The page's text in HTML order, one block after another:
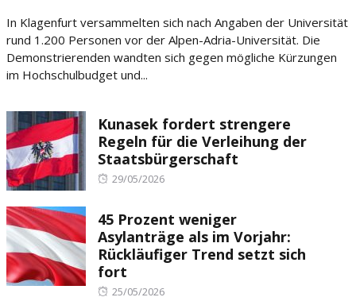
In Klagenfurt versammelten sich nach Angaben der Universität
rund 1.200 Personen vor der Alpen-Adria-Universität. Die
Demonstrierenden wandten sich gegen mögliche Kürzungen
im Hochschulbudget und...
Kunasek fordert strengere
Regeln für die Verleihung der
Staatsbürgerschaft
Posted
29/05/2026
45 Prozent weniger
Asylanträge als im Vorjahr:
Rückläufiger Trend setzt sich
fort
Posted
25/05/2026